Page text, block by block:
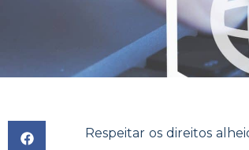
Respeitar os direitos